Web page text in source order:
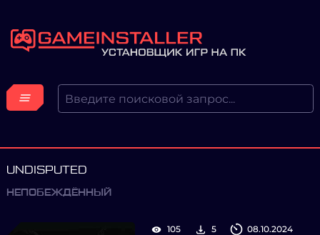
UNDISPUTED
НЕПОБЕЖДЁННЫЙ
105 5 08.10.2024